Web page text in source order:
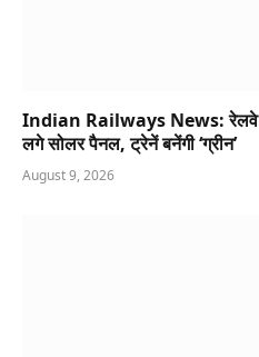
Indian Railways News: रेलवे
लगे सोलर पैनल, ट्रेनें बनेंगी ‘ग्रीन’
August 9, 2026